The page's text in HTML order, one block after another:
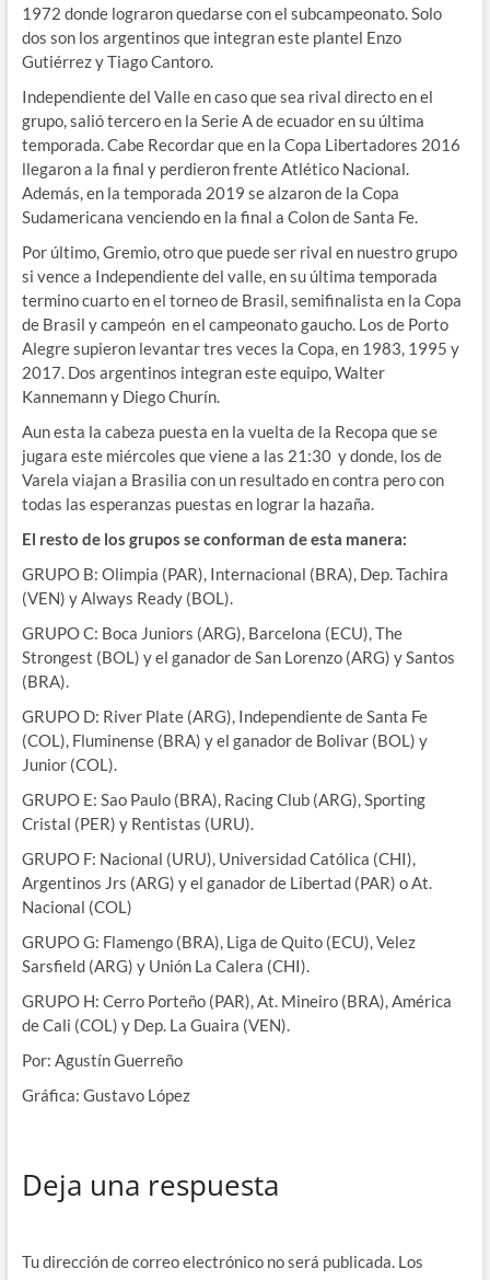
1972 donde lograron quedarse con el subcampeonato. Solo
dos son los argentinos que integran este plantel Enzo
Gutiérrez y Tiago Cantoro.
Independiente del Valle en caso que sea rival directo en el
grupo, salió tercero en la Serie A de ecuador en su última
temporada. Cabe Recordar que en la Copa Libertadores 2016
llegaron a la final y perdieron frente Atlético Nacional.
Además, en la temporada 2019 se alzaron de la Copa
Sudamericana venciendo en la final a Colon de Santa Fe.
Por último, Gremio, otro que puede ser rival en nuestro grupo
si vence a Independiente del valle, en su última temporada
termino cuarto en el torneo de Brasil, semifinalista en la Copa
de Brasil y campeón en el campeonato gaucho. Los de Porto
Alegre supieron levantar tres veces la Copa, en 1983, 1995 y
2017. Dos argentinos integran este equipo, Walter
Kannemann y Diego Churín.
Aun esta la cabeza puesta en la vuelta de la Recopa que se
jugara este miércoles que viene a las 21:30 y donde, los de
Varela viajan a Brasilia con un resultado en contra pero con
todas las esperanzas puestas en lograr la hazaña.
El resto de los grupos se conforman de esta manera:
GRUPO B: Olimpia (PAR), Internacional (BRA), Dep. Tachira
(VEN) y Always Ready (BOL).
GRUPO C: Boca Juniors (ARG), Barcelona (ECU), The
Strongest (BOL) y el ganador de San Lorenzo (ARG) y Santos
(BRA).
GRUPO D: River Plate (ARG), Independiente de Santa Fe
(COL), Fluminense (BRA) y el ganador de Bolivar (BOL) y
Junior (COL).
GRUPO E: Sao Paulo (BRA), Racing Club (ARG), Sporting
Cristal (PER) y Rentistas (URU).
GRUPO F: Nacional (URU), Universidad Católica (CHI),
Argentinos Jrs (ARG) y el ganador de Libertad (PAR) o At.
Nacional (COL)
GRUPO G: Flamengo (BRA), Liga de Quito (ECU), Velez
Sarsfield (ARG) y Unión La Calera (CHI).
GRUPO H: Cerro Porteño (PAR), At. Mineiro (BRA), América
de Cali (COL) y Dep. La Guaira (VEN).
Por: Agustín Guerreño
Gráfica: Gustavo López
Deja una respuesta
Tu dirección de correo electrónico no será publicada. Los